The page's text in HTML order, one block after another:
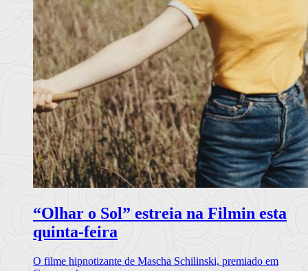
“Olhar o Sol” estreia na Filmin esta
quinta-feira
O filme hipnotizante de Mascha Schilinski, premiado em